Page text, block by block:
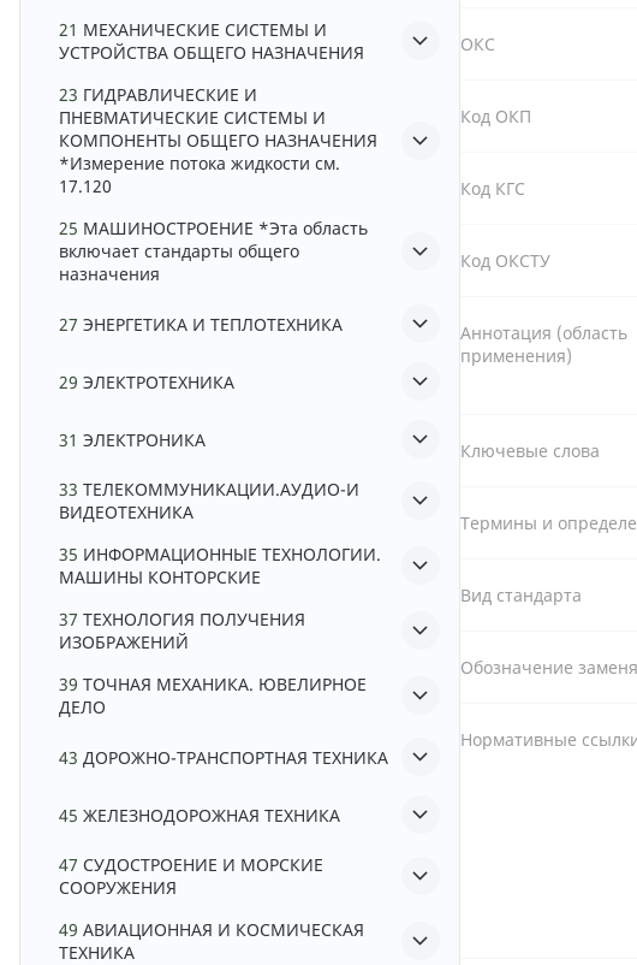
21 МЕХАНИЧЕСКИЕ СИСТЕМЫ И
УСТРОЙСТВА ОБЩЕГО НАЗНАЧЕНИЯ
23 ГИДРАВЛИЧЕСКИЕ И
ПНЕВМАТИЧЕСКИЕ СИСТЕМЫ И
КОМПОНЕНТЫ ОБЩЕГО НАЗНАЧЕНИЯ
*Измерение потока жидкости см.
17.120
25 МАШИНОСТРОЕНИЕ *Эта область
включает стандарты общего
назначения
27 ЭНЕРГЕТИКА И ТЕПЛОТЕХНИКА
29 ЭЛЕКТРОТЕХНИКА
31 ЭЛЕКТРОНИКА
33 ТЕЛЕКОММУНИКАЦИИ.АУДИО-И
ВИДЕОТЕХНИКА
35 ИНФОРМАЦИОННЫЕ ТЕХНОЛОГИИ.
МАШИНЫ КОНТОРСКИЕ
37 ТЕХНОЛОГИЯ ПОЛУЧЕНИЯ
ИЗОБРАЖЕНИЙ
39 ТОЧНАЯ МЕХАНИКА. ЮВЕЛИРНОЕ
ДЕЛО
43 ДОРОЖНО-ТРАНСПОРТНАЯ ТЕХНИКА
45 ЖЕЛЕЗНОДОРОЖНАЯ ТЕХНИКА
47 СУДОСТРОЕНИЕ И МОРСКИЕ
СООРУЖЕНИЯ
49 АВИАЦИОННАЯ И КОСМИЧЕСКАЯ
ТЕХНИКА
ОКС
Код ОКП
Код КГС
Код ОКСТУ
Аннотация (область
применения)
Ключевые слова
Термины и
Вид стандарта
Обозначение
Нормативные